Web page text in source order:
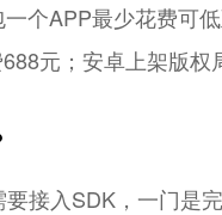
个APP最少花费可
元；安卓上架版权
接入SDK，一门是